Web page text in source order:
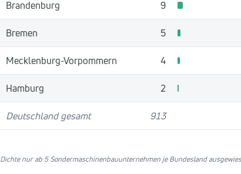
Brandenburg 9
Bremen 5
Mecklenburg-Vorpommern 4
Hamburg 2
Deutschland gesamt 913
Dichte nur ab 5 Sondermaschinenbauunternehmen je Bundesland